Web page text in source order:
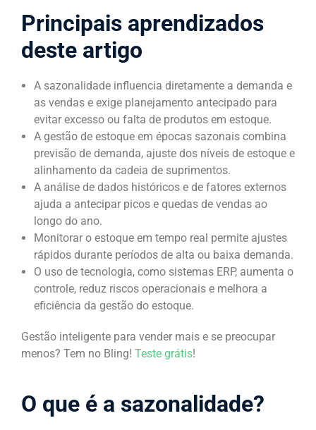
Principais aprendizados
deste artigo
A sazonalidade influencia diretamente a demanda e
as vendas e exige planejamento antecipado para
evitar excesso ou falta de produtos em estoque.
A gestão de estoque em épocas sazonais combina
previsão de demanda, ajuste dos níveis de estoque e
alinhamento da cadeia de suprimentos.
A análise de dados históricos e de fatores externos
ajuda a antecipar picos e quedas de vendas ao
longo do ano.
Monitorar o estoque em tempo real permite ajustes
rápidos durante períodos de alta ou baixa demanda.
O uso de tecnologia, como sistemas ERP, aumenta o
controle, reduz riscos operacionais e melhora a
eficiência da gestão do estoque.
Gestão inteligente para vender mais e se preocupar
menos? Tem no Bling! Teste grátis!
O que é a sazonalidade?